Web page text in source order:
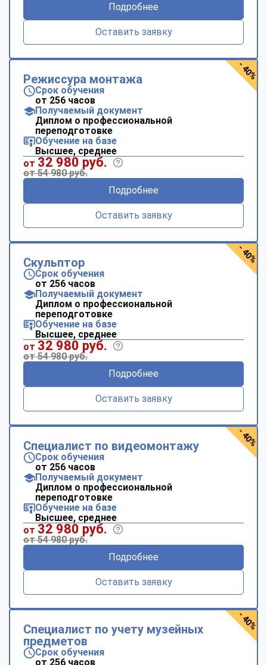
Подробнее
Оставить заявку
Режиссура монтажа
Срок обучения
от 256 часов
Получаемый документ
Диплом о профессиональной
переподготовке
Обучение на базе
Высшее, среднее
от 32 980 руб.
от 54 980 руб.
Подробнее
Оставить заявку
- 40%
Скульптор
Срок обучения
от 256 часов
Получаемый документ
Диплом о профессиональной
переподготовке
Обучение на базе
Высшее, среднее
от 32 980 руб.
от 54 980 руб.
Подробнее
Оставить заявку
- 40%
Специалист по видеомонтажу
Срок обучения
от 256 часов
Получаемый документ
Диплом о профессиональной
переподготовке
Обучение на базе
Высшее, среднее
от 32 980 руб.
от 54 980 руб.
Подробнее
Оставить заявку
- 40%
Специалист по учету музейных
предметов
Срок обучения
от 256 часов
- 40%